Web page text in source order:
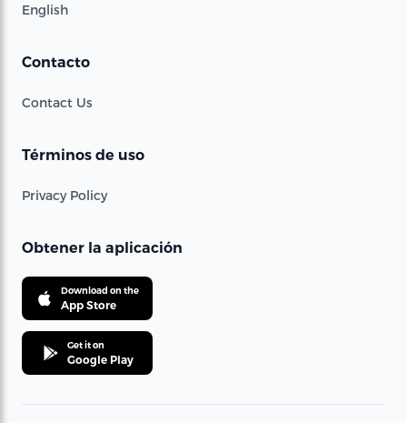
English
Contacto
Contact Us
Términos de uso
Privacy Policy
Obtener la aplicación
Download on the
App Store
Get it on
Google Play